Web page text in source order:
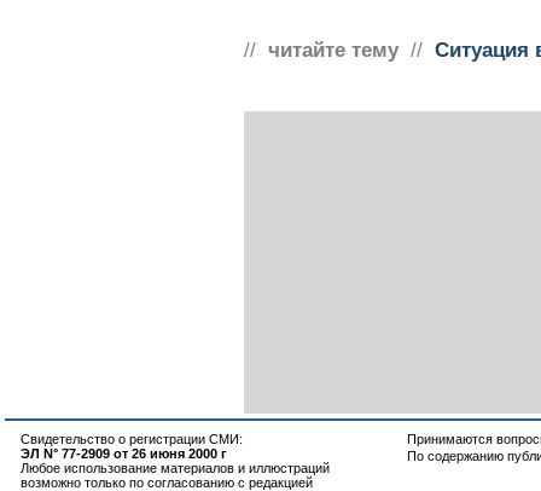
// читайте тему // Ситуация
Свидетельство о регистрации СМИ:
ЭЛ N° 77-2909 от 26 июня 2000 г
Любое использование материалов и иллюстраций
возможно только по согласованию с редакцией
Принимаются
По содержанию